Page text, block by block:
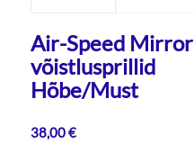
Air-Speed Mirror
võistlusprillid
Hõbe/Must
38,00€